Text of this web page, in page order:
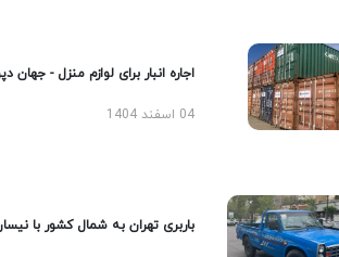
اجاره انبار برای لوازم منزل - جهان دپو
04 اسفند 1404
باربری تهران به شمال کشور با نیسان